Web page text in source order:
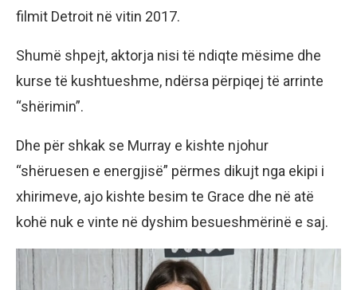
filmit Detroit në vitin 2017.
Shumë shpejt, aktorja nisi të ndiqte mësime dhe
kurse të kushtueshme, ndërsa përpiqej të arrinte
“shërimin”.
Dhe për shkak se Murray e kishte njohur
“shëruesen e energjisë” përmes dikujt nga ekipi i
xhirimeve, ajo kishte besim te Grace dhe në atë
kohë nuk e vinte në dyshim besueshmërinë e saj.